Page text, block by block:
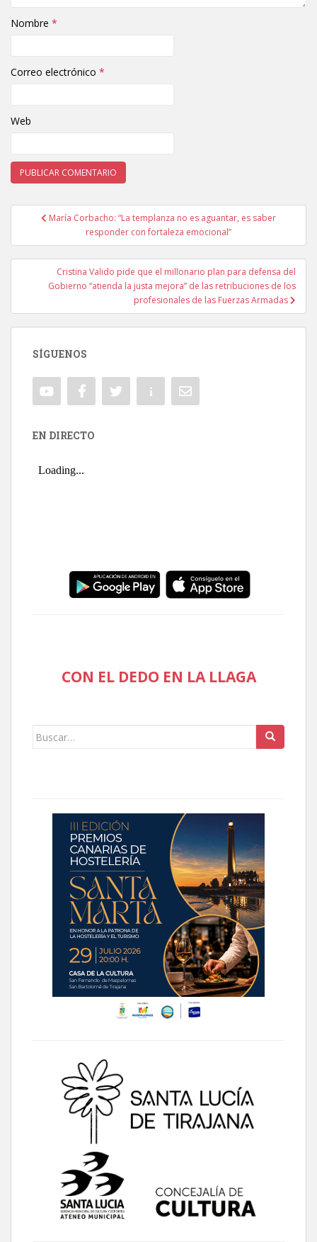
Nombre *
Correo electrónico *
Web
Navegación de entradas
María Corbacho: “La templanza no es aguantar, es saber
responder con fortaleza emocional”
Cristina Valido pide que el millonario plan para defensa del
Gobierno “atienda la justa mejora” de las retribuciones de los
profesionales de las Fuerzas Armadas
SÍGUENOS
EN DIRECTO
CON EL DEDO EN LA LLAGA
Buscar: